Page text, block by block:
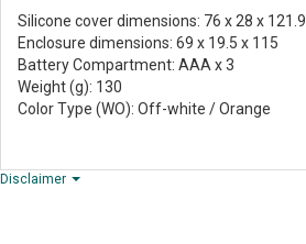
Silicone cover dimensions: 76 x 28 x 121.9
Enclosure dimensions: 69 x 19.5 x 115
Battery Compartment: AAA x 3
Weight (g): 130
Color Type (WO): Off-white / Orange
Disclaimer